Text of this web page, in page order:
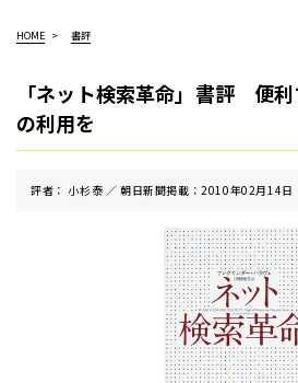
HOME 書評
「ネット検索革命」書評 便利
の利用を
評者： 小杉泰 ／ 朝⽇新聞掲載：2010年02月14日